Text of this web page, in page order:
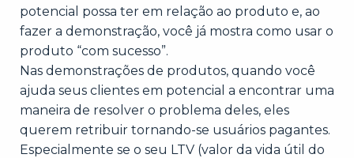
potencial possa ter em relação ao produto e, ao
fazer a demonstração, você já mostra como usar o
produto “com sucesso”.
Nas demonstrações de produtos, quando você
ajuda seus clientes em potencial a encontrar uma
maneira de resolver o problema deles, eles
querem retribuir tornando-se usuários pagantes.
Especialmente se o seu LTV (valor da vida útil do